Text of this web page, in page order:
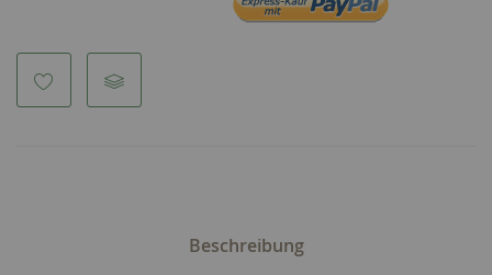
Beschreibung